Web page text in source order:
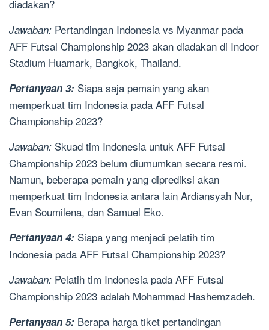
diadakan?
Jawaban: Pertandingan Indonesia vs Myanmar pada
AFF Futsal Championship 2023 akan diadakan di Indoor
Stadium Huamark, Bangkok, Thailand.
Pertanyaan 3: Siapa saja pemain yang akan
memperkuat tim Indonesia pada AFF Futsal
Championship 2023?
Jawaban: Skuad tim Indonesia untuk AFF Futsal
Championship 2023 belum diumumkan secara resmi.
Namun, beberapa pemain yang diprediksi akan
memperkuat tim Indonesia antara lain Ardiansyah Nur,
Evan Soumilena, dan Samuel Eko.
Pertanyaan 4: Siapa yang menjadi pelatih tim
Indonesia pada AFF Futsal Championship 2023?
Jawaban: Pelatih tim Indonesia pada AFF Futsal
Championship 2023 adalah Mohammad Hashemzadeh.
Pertanyaan 5: Berapa harga tiket pertandingan